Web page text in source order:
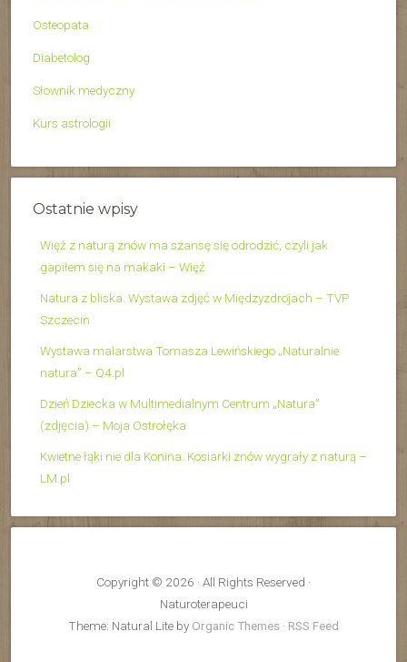
Osteopata
Diabetolog
Słownik medyczny
Kurs astrologii
Ostatnie wpisy
Więź z naturą znów ma szansę się odrodzić, czyli jak
gapiłem się na makaki – Więź
Natura z bliska. Wystawa zdjęć w Międzyzdrojach – TVP
Szczecin
Wystawa malarstwa Tomasza Lewińskiego „Naturalnie
natura” – Q4.pl
Dzień Dziecka w Multimedialnym Centrum „Natura”
(zdjęcia) – Moja Ostrołęka
Kwietne łąki nie dla Konina. Kosiarki znów wygrały z naturą –
LM.pl
Copyright © 2026 · All Rights Reserved ·
Naturoterapeuci
Theme: Natural Lite by Organic Themes · RSS Feed